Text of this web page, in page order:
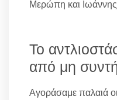
Μερώπη και Ιωάννης,
Το
από μη
Αγοράσαμε παλαιά